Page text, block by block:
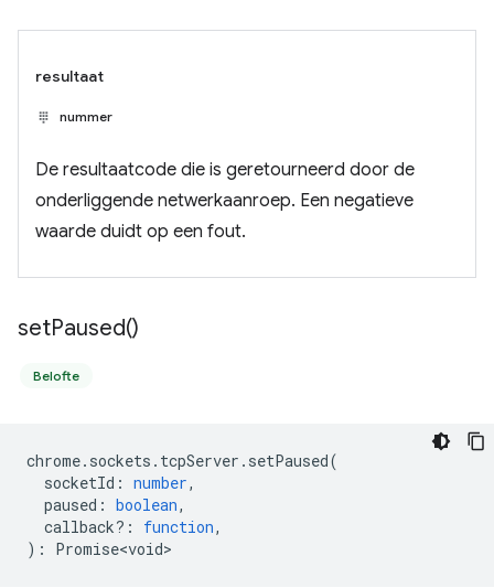
resultaat
nummer
De resultaatcode die is geretourneerd door de
onderliggende netwerkaanroep. Een negatieve
waarde duidt op een fout.
setPaused()
Belofte
chrome. sockets . tcpServer . setPaused(
socketId : number,
paused : boolean,
callback? : function,
) : Promise<void>